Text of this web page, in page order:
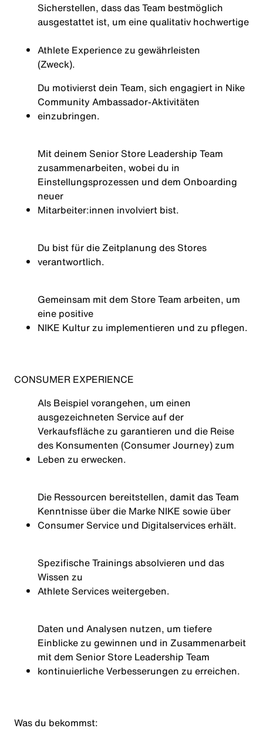
Sicherstellen, dass das Team bestmöglich
ausgestattet ist, um eine qualitativ hochwertige
Athlete Experience zu gewährleisten
(Zweck).
Du motivierst dein Team, sich engagiert in Nike
Community Ambassador-Aktivitäten
einzubringen.
Mit deinem Senior Store Leadership Team
zusammenarbeiten, wobei du in
Einstellungsprozessen und dem Onboarding
neuer
Mitarbeiter:innen involviert bist.
Du bist für die Zeitplanung des Stores
verantwortlich.
Gemeinsam mit dem Store Team arbeiten, um
eine positive
NIKE Kulturzu implementieren und zu pflegen.
CONSUMER EXPERIENCE
Als Beispiel vorangehen, um einen
ausgezeichneten Service auf der
Verkaufsfläche zu garantieren und die Reise
des Konsumenten (Consumer Journey) zum
Leben zu erwecken.
Die Ressourcen bereitstellen, damit das Team
Kenntnisse über die Marke NIKE sowie über
Consumer Service und Digitalservices erhält.
Spezifische Trainings absolvieren und das
Wissen zu
AthleteServices weitergeben.
Daten und Analysen nutzen, um tiefere
Einblicke zu gewinnen und in Zusammenarbeit
mit dem Senior Store Leadership Team
kontinuierliche Verbesserungen zu erreichen.
Was du bekommst: